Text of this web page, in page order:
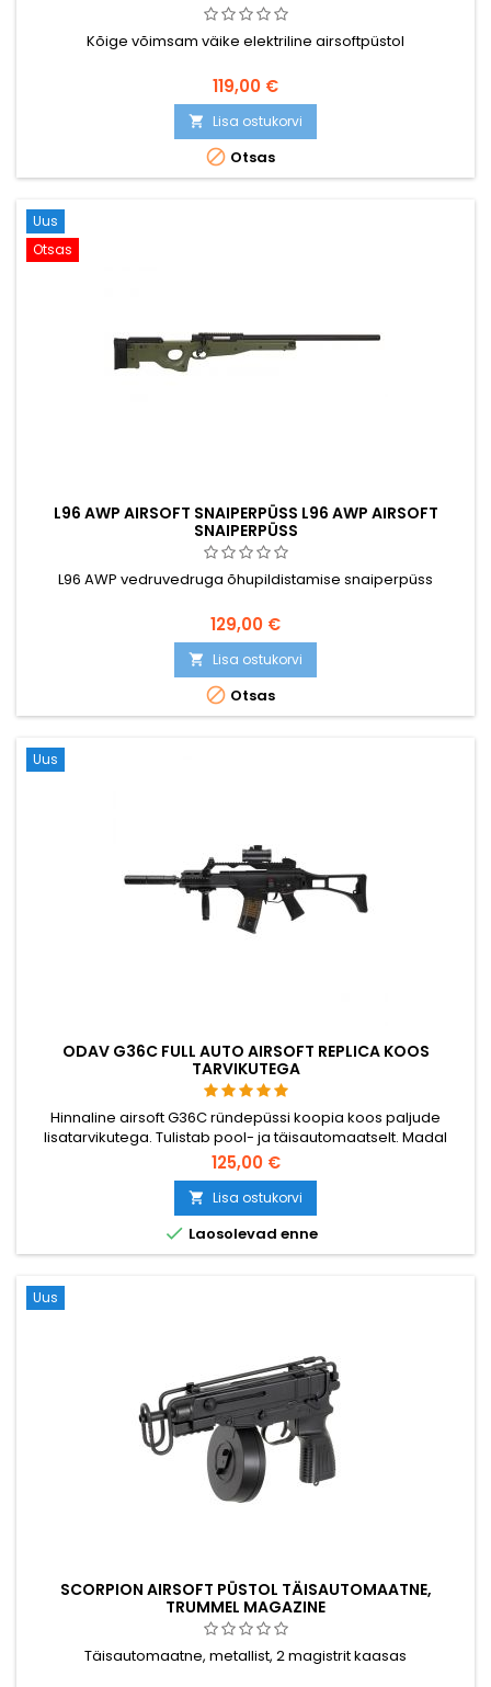
Kõige võimsam väike elektriline airsoftpüstol
119,00 €
 Lisa ostukorvi
 Otsas
Uus
Otsas
L96 AWP AIRSOFT SNAIPERPÜSS L96 AWP AIRSOFT
SNAIPERPÜSS
L96 AWP vedruvedruga õhupildistamise snaiperpüss
129,00 €
 Lisa ostukorvi
 Otsas
Uus
ODAV G36C FULL AUTO AIRSOFT REPLICA KOOS
TARVIKUTEGA
Hinnaline airsoft G36C ründepüssi koopia koos paljude
lisatarvikutega. Tulistab pool- ja täisautomaatselt. Madal
lasketugevus, seega sobib noorematele kasutajatele. Mudel:
Umarex 2.5621, EAN: 4000844426284
125,00 €
 Lisa ostukorvi
 Laosolevad enne
Uus
SCORPION AIRSOFT PÜSTOL TÄISAUTOMAATNE,
TRUMMEL MAGAZINE
Täisautomaatne, metallist, 2 magistrit kaasas